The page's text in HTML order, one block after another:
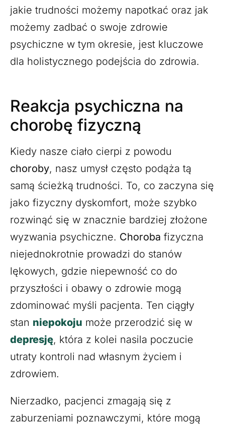
jakie trudności możemy napotkać oraz jak
możemy zadbać o swoje zdrowie
psychiczne w tym okresie, jest kluczowe
dla holistycznego podejścia do zdrowia.
Reakcja psychiczna na
chorobę fizyczną
Kiedy nasze ciało cierpi z powodu
choroby, nasz umysł często podąża tą
samą ścieżką trudności. To, co zaczyna się
jako fizyczny dyskomfort, może szybko
rozwinąć się w znacznie bardziej złożone
wyzwania psychiczne. Choroba fizyczna
niejednokrotnie prowadzi do stanów
lękowych, gdzie niepewność co do
przyszłości i obawy o zdrowie mogą
zdominować myśli pacjenta. Ten ciągły
stan niepokoju może przerodzić się w
depresję, która z kolei nasila poczucie
utraty kontroli nad własnym życiem i
zdrowiem.
Nierzadko, pacjenci zmagają się z
zaburzeniami poznawczymi, które mogą